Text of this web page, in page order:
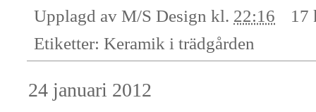
Upplagd av M/S Design kl. 22:16
17
Etiketter: Keramik i trädgården
24 januari 2012